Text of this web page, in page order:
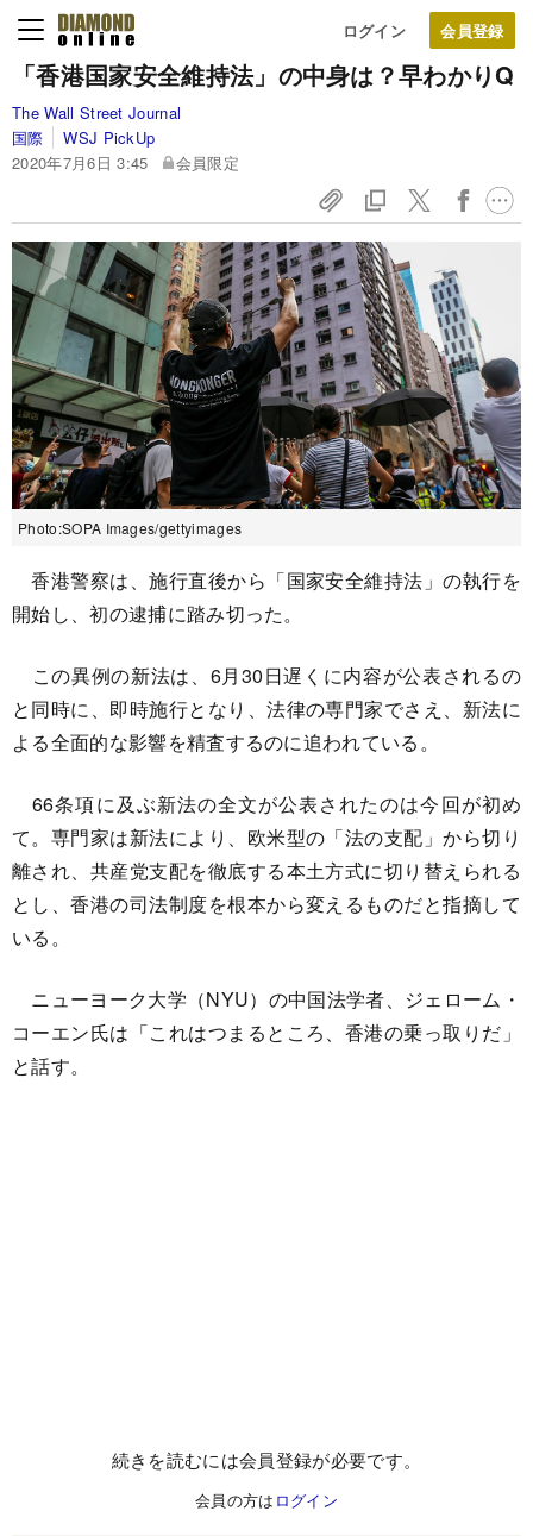
ログイン
「香港国家安全維持法」の中身は？早わかりQ
The Wall Street Journal
国際
WSJ PickUp
2020年7月6日 3:45
会員限定
Photo:SOPA Images/gettyimages
香港警察は、施行直後から「国家安全維持法」の執行を
開始し、初の逮捕に踏み切った。
この異例の新法は、6月30日遅くに内容が公表されるの
と同時に、即時施行となり、法律の専門家でさえ、新法に
よる全面的な影響を精査するのに追われている。
66条項に及ぶ新法の全文が公表されたのは今回が初め
て。専門家は新法により、欧米型の「法の支配」から切り
離され、共産党支配を徹底する本土方式に切り替えられる
とし、香港の司法制度を根本から変えるものだと指摘して
いる。
ニューヨーク大学（NYU）の中国法学者、ジェローム・
コーエン氏は「これはつまるところ、香港の乗っ取りだ」
と話す。
続きを読むには会員登録が必要です。
会員の方は ログイン